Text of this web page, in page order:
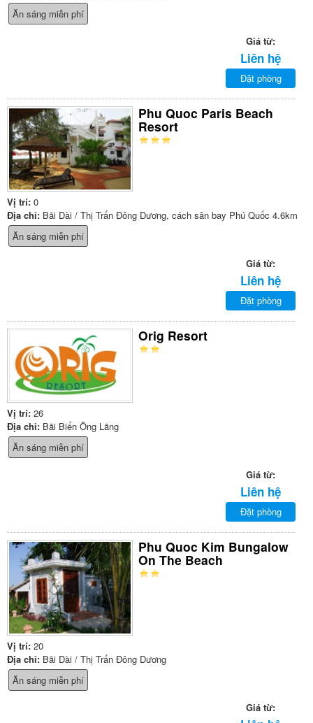
Ăn sáng miễn phí
Giá từ:
Liên hệ
Đặt phòng
Phu Quoc Paris Beach
Resort
Vị trí: 0
Địa chỉ: Bãi Dài / Thị Trấn Đông Dương, cách sân bay Phú Quốc 4.6km
Ăn sáng miễn phí
Giá từ:
Liên hệ
Đặt phòng
Orig Resort
Vị trí: 26
Địa chỉ: Bãi Biển Ông Lãng
Ăn sáng miễn phí
Giá từ:
Liên hệ
Đặt phòng
Phu Quoc Kim Bungalow
On The Beach
Vị trí: 20
Địa chỉ: Bãi Dài / Thị Trấn Đông Dương
Ăn sáng miễn phí
Giá từ: